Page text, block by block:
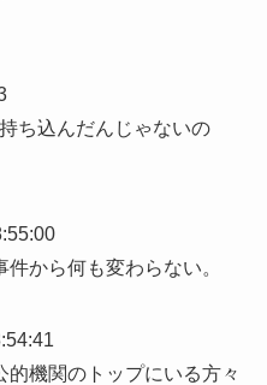
ち込んだんじゃないの
から何も変わらない。
機関のトップにいる方々